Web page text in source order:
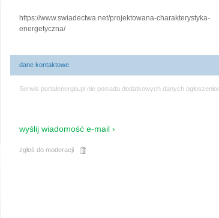
https://www.swiadectwa.net/projektowana-charakterystyka-
energetyczna/
dane kontaktowe
Serwis portalenergia.pl nie posiada dodatkowych danych
wyślij wiadomość e-mail ›
zgłoś do moderacji